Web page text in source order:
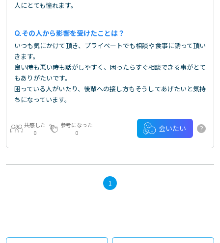
人にとても憧れます。
その人から影響を受けたことは？
いつも気にかけて頂き、プライベートでも相談や食事に誘って頂い
きます。
良い時も悪い時も話がしやすく、困ったらすぐ相談できる事がとて
もありがたいです。
困っている人がいたり、後輩への接し方もそうしてあげたいと気持
ちになっています。
共感した
0
参考になった
0
会いたい ?
1